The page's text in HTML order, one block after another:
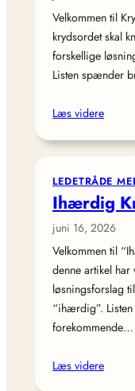
Velkommen til
krydsordet skal
forskellige
Listen spænder
Læs videre
LEDETRÅDE
Ihærdig
juni 16, 2026
Velkommen til
denne artikel
løsningsforslag
“ihærdig”.
forekommende…
Læs videre